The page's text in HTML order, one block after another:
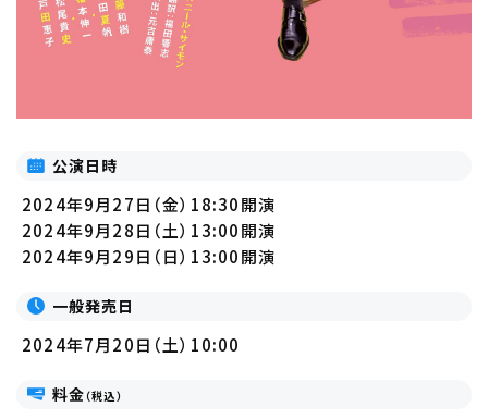
公演日時
2024年9月27日（金）18:30開演
2024年9月28日（土）13:00開演
2024年9月29日（日）13:00開演
一般発売日
2024年7月20日（土）10:00
料金（税込）